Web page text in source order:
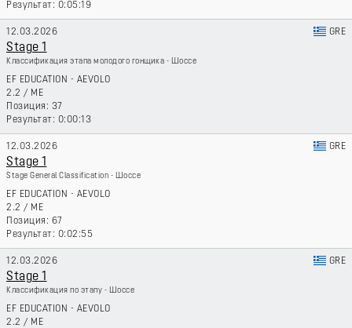
0:05:19
12.03.2026 GRE
Stage 1
Классификация этапа молодого гонщика - Шоссе
EF EDUCATION - AEVOLO
2.2 / ME
37
0:00:13
12.03.2026 GRE
Stage 1
Stage General Classification - Шоссе
EF EDUCATION - AEVOLO
2.2 / ME
67
0:02:55
12.03.2026 GRE
Stage 1
Классификация по этапу - Шоссе
EF EDUCATION - AEVOLO
2.2 / ME